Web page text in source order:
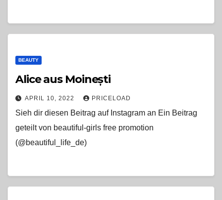
BEAUTY
Alice aus Moinești
APRIL 10, 2022 PRICELOAD
Sieh dir diesen Beitrag auf Instagram an Ein Beitrag
geteilt von beautiful-girls free promotion
(@beautiful_life_de)